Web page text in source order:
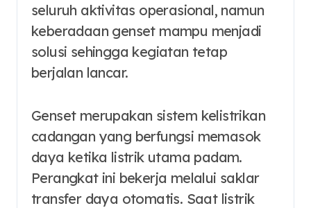
seluruh aktivitas operasional, namun
keberadaan genset mampu menjadi
solusi sehingga kegiatan tetap
berjalan lancar.
Genset merupakan sistem kelistrikan
cadangan yang berfungsi memasok
daya ketika listrik utama padam.
Perangkat ini bekerja melalui saklar
transfer daya otomatis. Saat listrik